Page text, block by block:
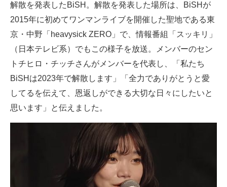
IT製品の技術・比較・事例
モノづくり技術者専門サイト
エレクトロニクス専門サイト
電子設計の基本と応用
エネルギーの専門メディア
建設×テクノロジーの最前線
ちょっと気になるネットの話題
解散を発表したBiSH。解散を発表した場所は、BiSHが
2015年に初めてワンマンライブを開催した聖地である東
京・中野「heavysick ZERO」で、情報番組「スッキリ」
（日本テレビ系）でもこの様子を放送。メンバーのセン
トチヒロ・チッチさんがメンバーを代表し、「私たち
BiSHは2023年で解散します」「全力でありがとうと愛
してるを伝えて、恩返しができる大切な日々にしたいと
思います」と伝えました。